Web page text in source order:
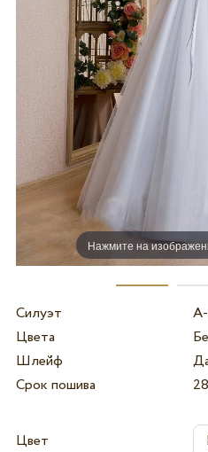
Нажмите на
Силуэт
Цвета
Шлейф
Срок пошива
Цвет